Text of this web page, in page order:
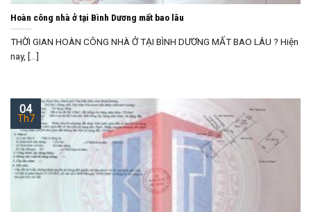
Hoàn công nhà ở tại Bình Dương mất bao lâu
THỜI GIAN HOÀN CÔNG NHÀ Ở TẠI BÌNH DƯƠNG MẤT BAO LÂU ? Hiện
nay, [...]
04
Th7